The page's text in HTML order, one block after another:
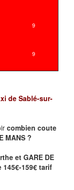
9
9
de Sablé-sur-
combien coute
MANS ?
et GARE DE
145€-159€ tarif